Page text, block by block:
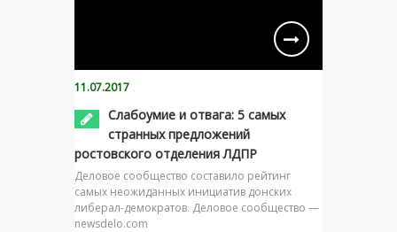
11.07.2017
Слабоумие и отвага: 5 самых
странных предложений
ростовского отделения ЛДПР
Деловое сообщество составило рейтинг
самых неожиданных инициатив донских
либерал-демократов. Деловое сообщество —
newsdelo.com